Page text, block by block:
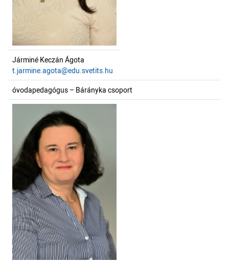
Járminé Keczán Ágota
t.jarmine.agota@edu.svetits.hu
óvodapedagógus – Bárányka csoport